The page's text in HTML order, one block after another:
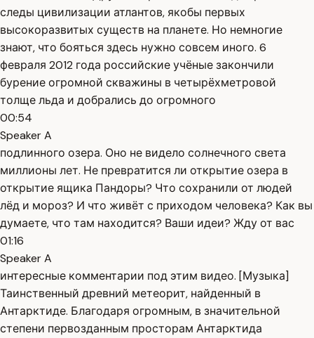
следы цивилизации атлантов, якобы первых
высокоразвитых существ на планете. Но немногие
знают, что бояться здесь нужно совсем иного. 6
февраля 2012 года российские учёные закончили
бурение огромной скважины в четырёхметровой
толще льда и добрались до огромного
00:54
Speaker A
подлинного озера. Оно не видело солнечного света
миллионы лет. Не превратится ли открытие озера в
открытие ящика Пандоры? Что сохранили от людей
лёд и мороз? И что живёт с приходом человека? Как вы
думаете, что там находится? Ваши идеи? Жду от вас
01:16
Speaker A
интересные комментарии под этим видео. [Музыка]
Таинственный древний метеорит, найденный в
Антарктиде. Благодаря огромным, в значительной
степени первозданным просторам Антарктида